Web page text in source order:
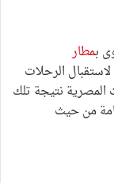
بمطار
الرحلات
المصرية نتيجة تلك
من حيث